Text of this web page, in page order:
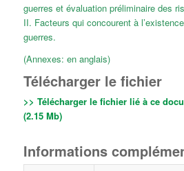
guerres et évaluation préliminaire des
II. Facteurs qui concourent à
guerres.
(Annexes: en anglais)
Télécharger le fichier
>> Télécharger le fichier lié à ce
(2.15 Mb)
Informations